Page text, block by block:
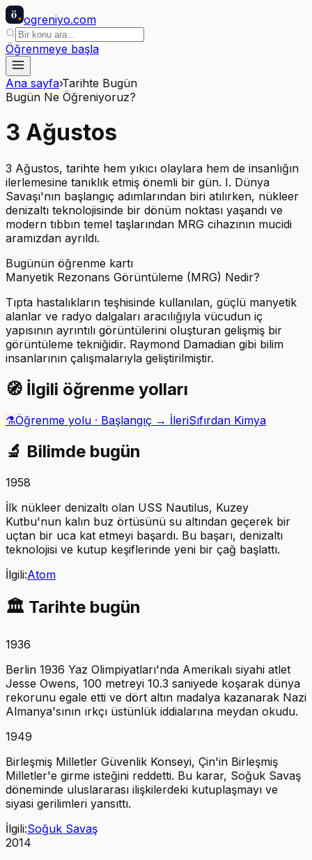
ö ogreniyo.com
Öğrenmeye başla
Ana sayfa›Tarihte Bugün
Bugün Ne Öğreniyoruz?
3 Ağustos
3 Ağustos, tarihte hem yıkıcı olaylara hem de insanlığın
ilerlemesine tanıklık etmiş önemli bir gün. I. Dünya
Savaşı'nın başlangıç adımlarından biri atılırken, nükleer
denizaltı teknolojisinde bir dönüm noktası yaşandı ve
modern tıbbın temel taşlarından MRG cihazının mucidi
aramızdan ayrıldı.
Bugünün öğrenme kartı
Manyetik Rezonans Görüntüleme (MRG) Nedir?
Tıpta hastalıkların teşhisinde kullanılan, güçlü manyetik
alanlar ve radyo dalgaları aracılığıyla vücudun iç
yapısının ayrıntılı görüntülerini oluşturan gelişmiş bir
görüntüleme tekniğidir. Raymond Damadian gibi bilim
insanlarının çalışmalarıyla geliştirilmiştir.
🧭 İlgili öğrenme yolları
⚗️Öğrenme yolu · Başlangıç → İleriSıfırdan Kimya
🔬 Bilimde bugün
1958
İlk nükleer denizaltı olan USS Nautilus, Kuzey
Kutbu'nun kalın buz örtüsünü su altından geçerek bir
uçtan bir uca kat etmeyi başardı. Bu başarı, denizaltı
teknolojisi ve kutup keşiflerinde yeni bir çağ başlattı.
İlgili:Atom
🏛️ Tarihte bugün
1936
Berlin 1936 Yaz Olimpiyatları'nda Amerikalı siyahi atlet
Jesse Owens, 100 metreyi 10.3 saniyede koşarak dünya
rekorunu egale etti ve dört altın madalya kazanarak Nazi
Almanya'sının ırkçı üstünlük iddialarına meydan okudu.
1949
Birleşmiş Milletler Güvenlik Konseyi, Çin'in Birleşmiş
Milletler'e girme isteğini reddetti. Bu karar, Soğuk Savaş
döneminde uluslararası ilişkilerdeki kutuplaşmayı ve
siyasi gerilimleri yansıttı.
İlgili:Soğuk Savaş
2014